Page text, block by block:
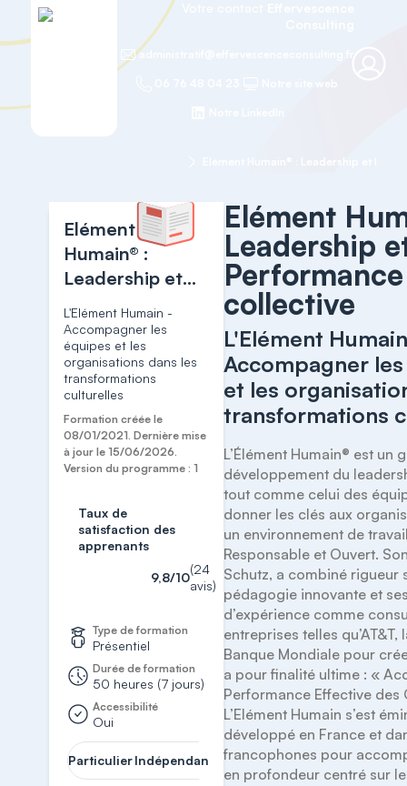
administratif@effervescenceconsulting.fr
Elément
Humain® :
Leadership et
Performance
collective
L'Elément Humain -
Accompagner les
équipes et les
organisations dans les
transformations
culturelles
Formation créée le
08/01/2021. Dernière mise
à jour le 15/06/2026.
Version du programme : 1
Taux de
satisfaction des
apprenants
9,8/10
(24
avis)
Type de formation
Présentiel
Durée de formation
50 heures (7 jours)
Accessibilité
Oui
ParticulierIndépendant EntrepriseDemander
un devis
Elément
Leadership
Performance
collective
L'Elément
Accompagner
et les
transformations
L’Élément Humain® est un
développement du
tout comme celui des
donner les clés aux
un environnement de
Responsable et Ouvert.
Schutz, a combiné rigueur
pédagogie innovante et
d’expérience comme
entreprises telles qu’AT&T,
Banque Mondiale pour
a pour finalité ultime : «
Performance Effective des
L’Elément Humain s’est
développé en France et
francophones pour
en profondeur centré sur